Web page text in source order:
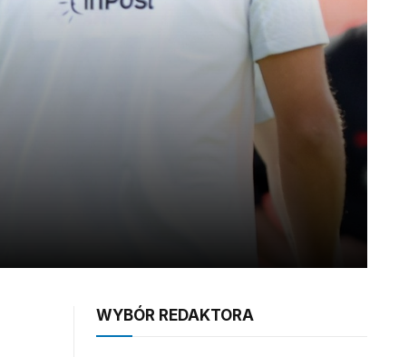
WYBÓR REDAKTORA